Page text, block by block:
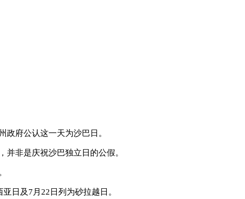
府公认这一天为沙巴日。
非是庆祝沙巴独立日的公假。
日及7月22日列为砂拉越日。